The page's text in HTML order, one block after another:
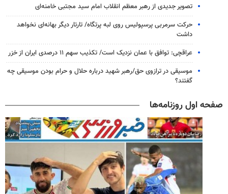
تصویر جدیدی از رهبر معظم انقلاب امام سید مجتبی خامنه‌ای
حرکت سرمربی پرسپولیس روی لبه پرتگاه/ تارتار دیگر بهانه‌ای نخواهد
داشت
عراقچی: توافق با عمان نزدیک است/ تکذیب سهم ۱۱ درصدی ایران از خزر
موسیقی در ترازوی حق/رهبر شهید درباره حلال و حرام بودن موسیقی چه
گفتند؟
صفحه اول روزنامه‌ها